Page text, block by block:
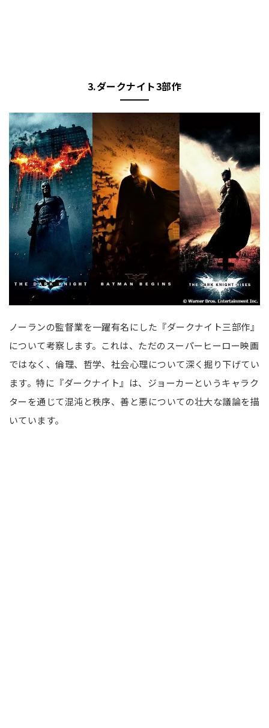
3.ダークナイト3部作
ノーランの監督業を一躍有名にした『ダークナイト三部作』
について考察します。これは、ただのスーパーヒーロー映画
ではなく、倫理、哲学、社会心理について深く掘り下げてい
ます。特に『ダークナイト』は、ジョーカーというキャラク
ターを通じて混沌と秩序、善と悪についての壮大な議論を描
いています。